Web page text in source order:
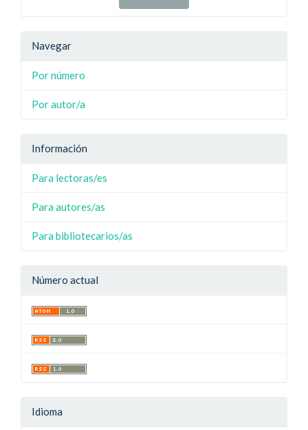
Navegar
Por número
Por autor/a
Información
Para lectoras/es
Para autores/as
Para bibliotecarios/as
Número actual
Idioma